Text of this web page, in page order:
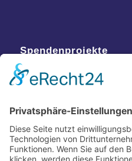
Spendenprojekte